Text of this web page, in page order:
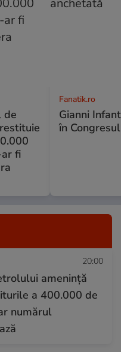
de
ar fi
Fanatik.ro
Gianni
în
20:00
amenință
a 400.000 de
numărul